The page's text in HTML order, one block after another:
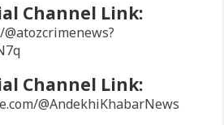
Channel Link:
Channel Link:
@AndekhiKhabarNews